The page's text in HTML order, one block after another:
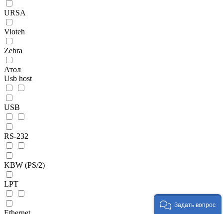
URSA
Vioteh
Zebra
Атол
Usb host
USB
RS-232
KBW (PS/2)
LPT
Задать вопрос